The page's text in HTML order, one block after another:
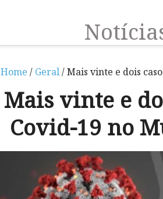
Home / Geral/ Mais vinte e dois
Mais vinte e
Covid-19 no